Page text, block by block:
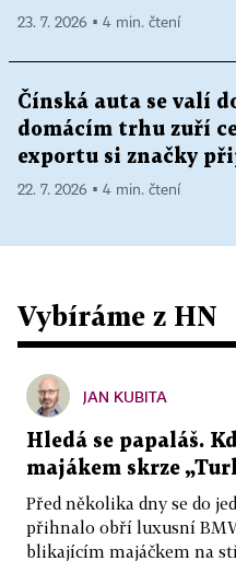
23. 7. 2026 ▪ 4 min. čtení
Čínská auta se valí
domácím trhu zuří
exportu si značky
22. 7. 2026 ▪ 4 min. čtení
Vybíráme z HN
JAN KUBITA
Hledá se papaláš.
majákem skrze
Před několika dny se do
přihnalo obří luxusní
blikajícím majáčkem na